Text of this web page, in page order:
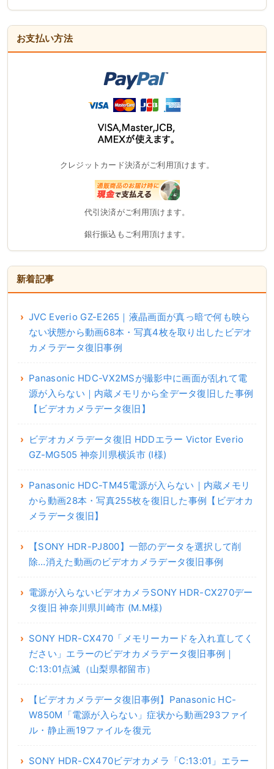
お支払い方法
クレジットカード決済がご利用頂けます。
代引決済がご利用頂けます。
銀行振込もご利用頂けます。
新着記事
JVC Everio GZ-E265｜液晶画面が真っ暗で何も映ら
ない状態から動画68本・写真4枚を取り出したビデオ
カメラデータ復旧事例
Panasonic HDC-VX2MSが撮影中に画面が乱れて電
源が入らない｜内蔵メモリから全データ復旧した事例
【ビデオカメラデータ復旧】
ビデオカメラデータ復旧 HDDエラー Victor Everio
GZ-MG505 神奈川県横浜市 (I様)
Panasonic HDC-TM45電源が入らない｜内蔵メモリ
から動画28本・写真255枚を復旧した事例【ビデオカ
メラデータ復旧】
【SONY HDR-PJ800】一部のデータを選択して削
除…消えた動画のビデオカメラデータ復旧事例
電源が入らないビデオカメラSONY HDR-CX270デー
タ復旧 神奈川県川崎市 (M.M様)
SONY HDR-CX470「メモリーカードを入れ直してく
ださい」エラーのビデオカメラデータ復旧事例｜
C:13:01点滅（山梨県都留市）
【ビデオカメラデータ復旧事例】Panasonic HC-
W850M「電源が入らない」症状から動画293ファイ
ル・静止画19ファイルを復元
SONY HDR-CX470ビデオカメラ「C:13:01」エラー